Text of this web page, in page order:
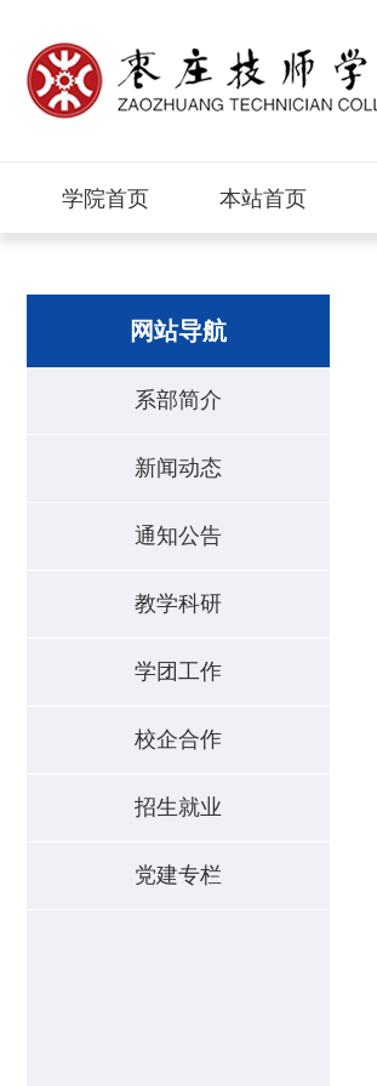
学院首页 本站首页
网站导航
系部简介
新闻动态
通知公告
教学科研
学团工作
校企合作
招生就业
党建专栏